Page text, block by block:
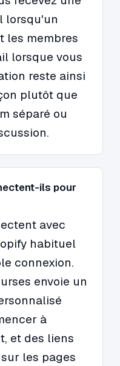
lorsqu'un
les membres
lorsque vous
reste ainsi
plutôt que
séparé ou
ils pour
avec
habituel
connexion.
envoie un
à
et des liens
les pages